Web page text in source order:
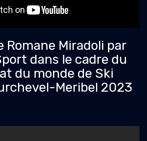
Romane Miradoli par
dans le cadre du
du monde de Ski
Meribel 2023